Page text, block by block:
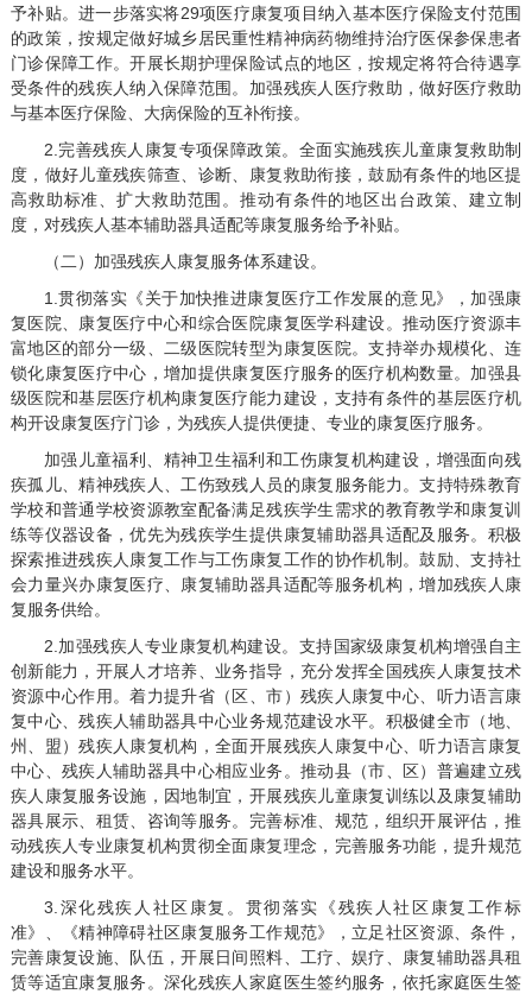
予补贴。进一步落实将29项医疗康复项目纳入基本医疗保险支付范围
的政策，按规定做好城乡居民重性精神病药物维持治疗医保参保患者
门诊保障工作。开展长期护理保险试点的地区，按规定将符合待遇享
受条件的残疾人纳入保障范围。加强残疾人医疗救助，做好医疗救助
与基本医疗保险、大病保险的互补衔接。
2.完善残疾人康复专项保障政策。全面实施残疾儿童康复救助制
度，做好儿童残疾筛查、诊断、康复救助衔接，鼓励有条件的地区提
高救助标准、扩大救助范围。推动有条件的地区出台政策、建立制
度，对残疾人基本辅助器具适配等康复服务给予补贴。
（二）加强残疾人康复服务体系建设。
1.贯彻落实《关于加快推进康复医疗工作发展的意见》，加强康
复医院、康复医疗中心和综合医院康复医学科建设。推动医疗资源丰
富地区的部分一级、二级医院转型为康复医院。支持举办规模化、连
锁化康复医疗中心，增加提供康复医疗服务的医疗机构数量。加强县
级医院和基层医疗机构康复医疗能力建设，支持有条件的基层医疗机
构开设康复医疗门诊，为残疾人提供便捷、专业的康复医疗服务。
加强儿童福利、精神卫生福利和工伤康复机构建设，增强面向残
疾孤儿、精神残疾人、工伤致残人员的康复服务能力。支持特殊教育
学校和普通学校资源教室配备满足残疾学生需求的教育教学和康复训
练等仪器设备，优先为残疾学生提供康复辅助器具适配及服务。积极
探索推进残疾人康复工作与工伤康复工作的协作机制。鼓励、支持社
会力量兴办康复医疗、康复辅助器具适配等服务机构，增加残疾人康
复服务供给。
2.加强残疾人专业康复机构建设。支持国家级康复机构增强自主
创新能力，开展人才培养、业务指导，充分发挥全国残疾人康复技术
资源中心作用。着力提升省（区、市）残疾人康复中心、听力语言康
复中心、残疾人辅助器具中心业务规范建设水平。积极健全市（地、
州、盟）残疾人康复机构，全面开展残疾人康复中心、听力语言康复
中心、残疾人辅助器具中心相应业务。推动县（市、区）普遍建立残
疾人康复服务设施，因地制宜，开展残疾儿童康复训练以及康复辅助
器具展示、租赁、咨询等服务。完善标准、规范，组织开展评估，推
动残疾人专业康复机构贯彻全面康复理念，完善服务功能，提升规范
建设和服务水平。
3.深化残疾人社区康复。贯彻落实《残疾人社区康复工作标
准》、《精神障碍社区康复服务工作规范》，立足社区资源、条件，
完善康复设施、队伍，开展日间照料、工疗、娱疗、康复辅助器具租
赁等适宜康复服务。深化残疾人家庭医生签约服务，依托家庭医生签